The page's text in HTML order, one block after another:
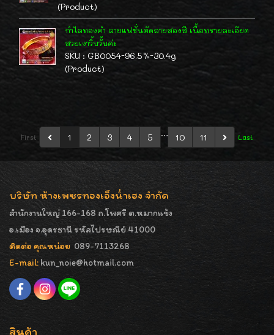
(Product)
กำไลทองคำ ลายแฟชั่นตัดลายสองสี เนื้อทรายละเอียด
สวยเงาวิ้บวั้บค่ะ
SKU : GB0054-96.5%-30.4g
(Product)
First 1 2 3 4 5 … 10 11 Last
บริษัท ห้างเพชรทองเอ็งน่ำเฮง จำกัด
สำนักงานใหญ่ 166-168 ถ.โพศรี ต.หมากแข้ง
อ.เมือง จ.อุดรธานี รหัสไปรษณีย์ 41000
ติดต่อ คุณหน่อย 089-7113268
E-mail: kun_noie@hotmail.com
สินค้า